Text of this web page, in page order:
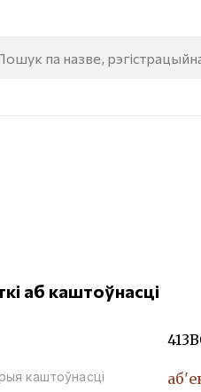
аб каштоўнасці
каштоўнасці